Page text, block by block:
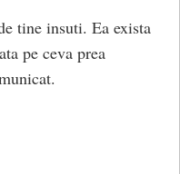
tine insuti. Ea exista
pe ceva prea